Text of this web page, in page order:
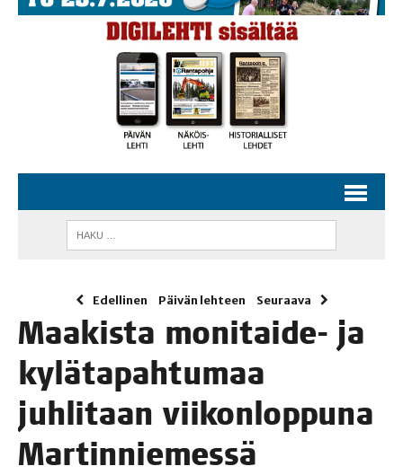
Edellinen Päivän lehteen Seuraava
Maa­kis­ta moni­tai­de- ja
kylä­ta­pah­tu­maa
juh­li­taan vii­kon­lop­pu­na
Martinniemessä